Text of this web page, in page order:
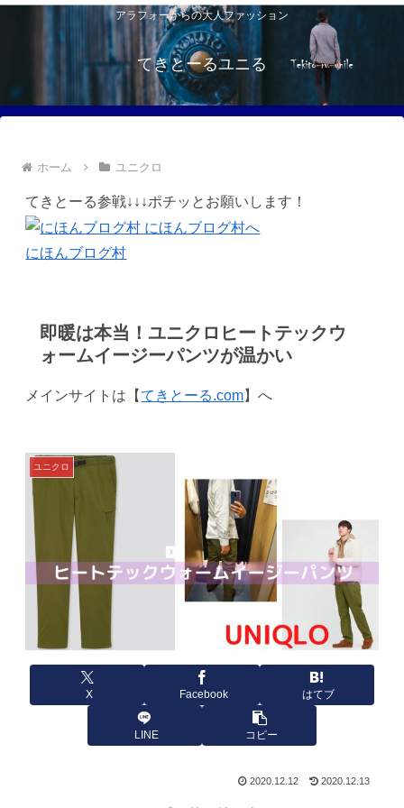
アラフォーからの大人ファッション
てきとーるユニる
ホーム ユニクロ
てきとーる参戦↓↓↓ポチッとお願いします！
にほんブログ村
即暖は本当！ユニクロヒートテックウ
ォームイージーパンツが温かい
メインサイトは【てきとーる.com】へ
ユニクロ
X Facebook はてブ
LINE コピー
2020.12.12 2020.12.13